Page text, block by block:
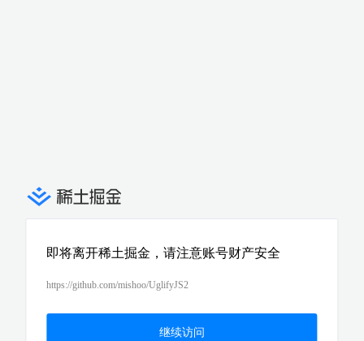
即将离开稀土掘金，请注意账号财产安全
https://github.com/mishoo/UglifyJS2
继续访问